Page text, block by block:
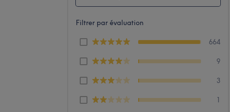
Filtrer par évaluation
664
9
3
1